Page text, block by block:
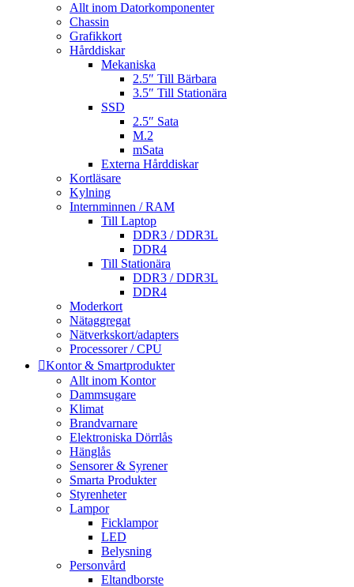
Allt inom Datorkomponenter
Chassin
Grafikkort
Hårddiskar
Mekaniska
2.5″ Till Bärbara
3.5″ Till Stationära
SSD
2.5″ Sata
M.2
mSata
Externa Hårddiskar
Kortläsare
Kylning
Internminnen / RAM
Till Laptop
DDR3 / DDR3L
DDR4
Till Stationära
DDR3 / DDR3L
DDR4
Moderkort
Nätaggregat
Nätverkskort/adapters
Processorer / CPU
Kontor & Smartprodukter
Allt inom Kontor
Dammsugare
Klimat
Brandvarnare
Elektroniska Dörrlås
Hänglås
Sensorer & Syrener
Smarta Produkter
Styrenheter
Lampor
Ficklampor
LED
Belysning
Personvård
Eltandborste